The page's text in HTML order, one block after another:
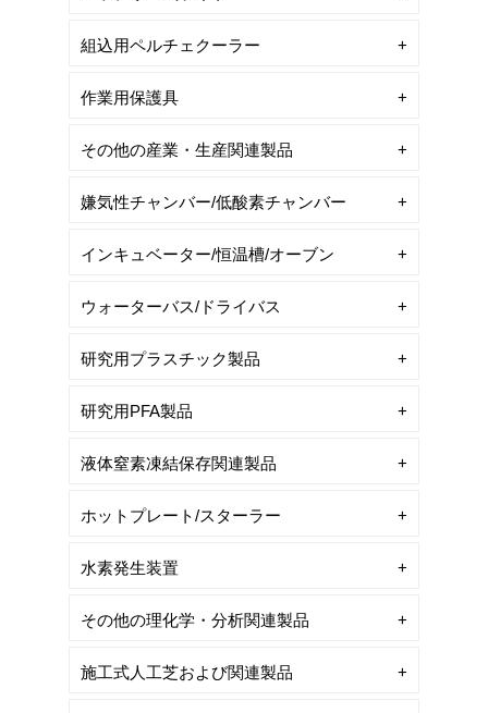
組込用ペルチェクーラー
作業用保護具
その他の産業・生産関連製品
嫌気性チャンバー/低酸素チャンバー
インキュベーター/恒温槽/オーブン
ウォーターバス/ドライバス
研究用プラスチック製品
研究用PFA製品
液体窒素凍結保存関連製品
ホットプレート/スターラー
水素発生装置
その他の理化学・分析関連製品
施工式人工芝および関連製品